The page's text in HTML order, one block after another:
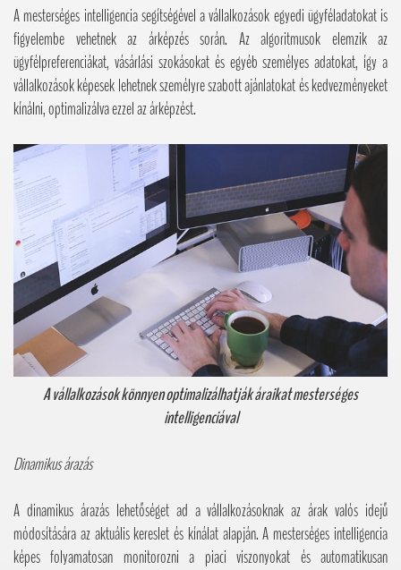
A mesterséges intelligencia segítségével a vállalkozások egyedi ügyféladatokat is
figyelembe vehetnek az árképzés során. Az algoritmusok elemzik az
ügyfélpreferenciákat, vásárlási szokásokat és egyéb személyes adatokat, így a
vállalkozások képesek lehetnek személyre szabott ajánlatokat és kedvezményeket
kínálni, optimalizálva ezzel az árképzést.
A vállalkozások könnyen optimalizálhatják áraikat mesterséges
intelligenciával
Dinamikus árazás
A dinamikus árazás lehetőséget ad a vállalkozásoknak az árak valós idejű
módosítására az aktuális kereslet és kínálat alapján. A mesterséges intelligencia
képes folyamatosan monitorozni a piaci viszonyokat és automatikusan